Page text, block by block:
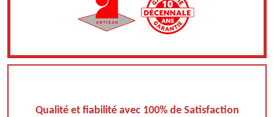
Qualité et fiabilité avec 100% de Satisfaction